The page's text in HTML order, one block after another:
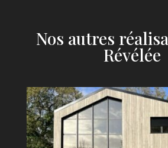
Nos autres
Révélée